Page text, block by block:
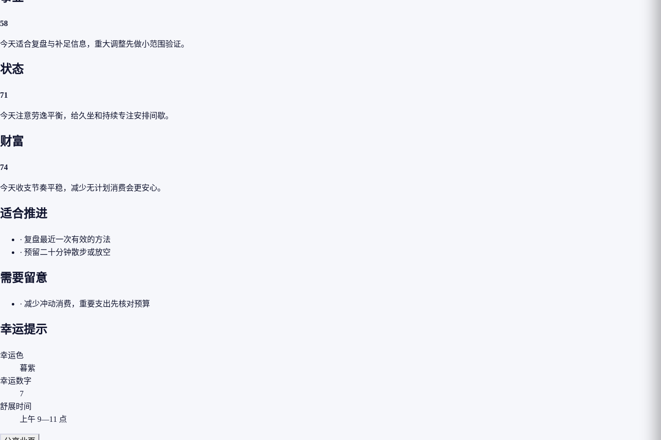
58
今天适合复盘与补足信息，重大调整先做小范围验证。
状态
71
今天注意劳逸平衡，给久坐和持续专注安排间歇。
财富
74
今天收支节奏平稳，减少无计划消费会更安心。
适合推进
· 复盘最近一次有效的方法
· 预留二十分钟散步或放空
需要留意
· 减少冲动消费，重要支出先核对预算
幸运提示
幸运色
暮紫
幸运数字
7
舒展时间
上午 9—11 点